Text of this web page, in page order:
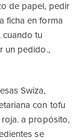
de papel, pedir
ficha en forma
cuando tu
un pedido.,
Swiza,
con tofu
roja. a propósito,
se